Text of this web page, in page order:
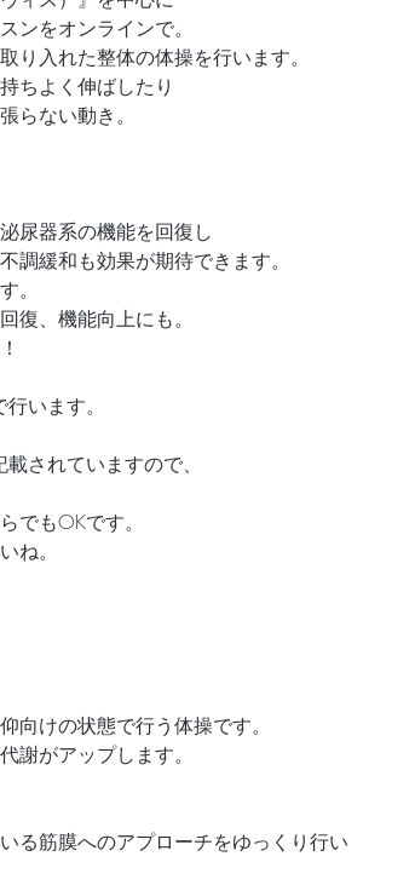
ンをオンラインで。
り入れた整体の体操を行います。
ちよく伸ばしたり
らない動き。
尿器系の機能を回復し
調緩和も効果が期待できます。
。
復、機能向上にも。
います。
されていますので、
でもOKです。
ね。
向けの状態で行う体操です。
謝がアップします。
る筋膜へのアプローチをゆっくり行い